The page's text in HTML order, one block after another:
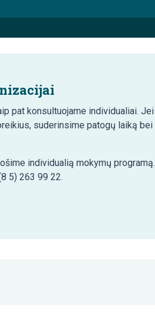
pat konsultuojame individualiai. Jei
suderinsime patogų laiką bei
individualią mokymų programą.
5) 263 99 22.